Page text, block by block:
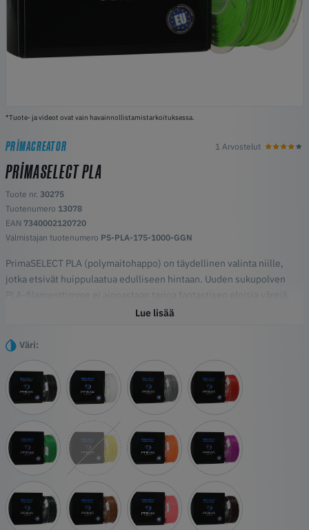
*Tuote- ja videot ovat vain havainnollistamistarkoituksessa.
PRIMACREATOR 1 Arvostelut
PRIMASELECT PLA
Tuote nr. 30275
Tuotenumero 13078
EAN 7340002120720
Valmistajan tuotenumero PS-PLA-175-1000-GGN
PrimaSELECT PLA (polymaitohappo) on täydellinen valinta niille,
jotka etsivät huippulaatua edulliseen hintaan. Uuden sukupolven
PLA-filamenttimme ei ainoastaan tarjoa fantastisen eloisia värejä,
vaan on myös ympäristöystävällisempi vaihtoehto, joten se on
Kohokohdat
Helppo tulostaa
Suhteellisen vahva
Yhteensopiva kaikkien tulostimien kanssa
Ei myrkyllisiä höyryjä
Saatavana monissa eri elinvoimaisissa väreissä ja erilaisina
efekteinä.
Lue lisää
Väri: